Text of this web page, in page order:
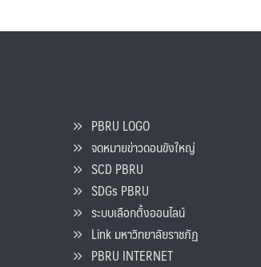
PBRU LOGO
จดหมายข่าวดอนขังใหญ่
SCD PBRU
SDGs PBRU
ระบบเลือกตั้งออนไลน์
Link มหาวิทยาลัยราชภัฏ
PBRU INTERNET